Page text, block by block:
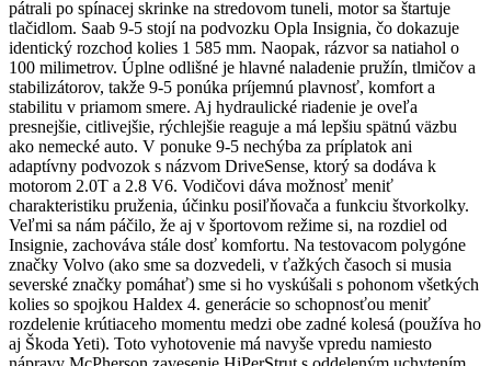
pátrali po spínacej skrinke na stredovom tuneli, motor sa štartuje
tlačidlom. Saab 9-5 stojí na podvozku Opla Insignia, čo dokazuje
identický rozchod kolies 1 585 mm. Naopak, rázvor sa natiahol o
100 milimetrov. Úplne odlišné je hlavné naladenie pružín, tlmičov a
stabilizátorov, takže 9-5 ponúka príjemnú plavnosť, komfort a
stabilitu v priamom smere. Aj hydraulické riadenie je oveľa
presnejšie, citlivejšie, rýchlejšie reaguje a má lepšiu spätnú väzbu
ako nemecké auto. V ponuke 9-5 nechýba za príplatok ani
adaptívny podvozok s názvom DriveSense, ktorý sa dodáva k
motorom 2.0T a 2.8 V6. Vodičovi dáva možnosť meniť
charakteristiku pruženia, účinku posiľňovača a funkciu štvorkolky.
Veľmi sa nám páčilo, že aj v športovom režime si, na rozdiel od
Insignie, zachováva stále dosť komfortu. Na testovacom polygóne
značky Volvo (ako sme sa dozvedeli, v ťažkých časoch si musia
severské značky pomáhať) sme si ho vyskúšali s pohonom všetkých
kolies so spojkou Haldex 4. generácie so schopnosťou meniť
rozdelenie krútiaceho momentu medzi obe zadné kolesá (používa ho
aj Škoda Yeti). Toto vyhotovenie má navyše vpredu namiesto